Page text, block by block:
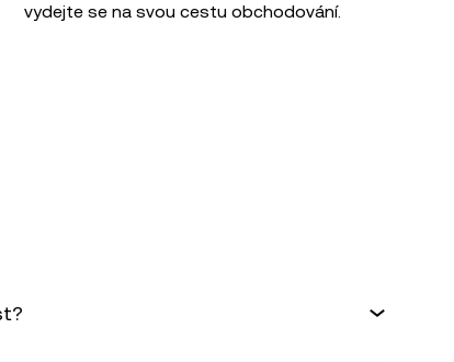
vydejte se na svou cestu obchodování.